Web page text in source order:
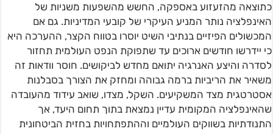
כתוצאה מהזעזוע באספקה, החשש מהשפעות משניות של
האינפלציה נותר המניע העיקרי של קובעי המדיניות. גם אם
המכשולים הפיזיים בנתיבי השיט יוסרו בטווח הקצר, ההערכה היא
כי יידרשו חודשים ארוכים עד שתפוקת הנפט העולמית תחזור
לסדרה והיצע האנרגיה יתואם מחדש לביקושים. חוסר וודאות זה
משאיר את הריביות ברמה גבוהה ומחזק את הצורך בסבלנות
אסטרטגית מצד המשקיעים. השקל, מצדו, שואב עידוד מהעובדה
שהאינפלציה המקומית עדיין נמצאת בתוך תחום היעד, אך
התנודתיות בשווקים העולמיים וההתפתחויות בחזית הביטחונית